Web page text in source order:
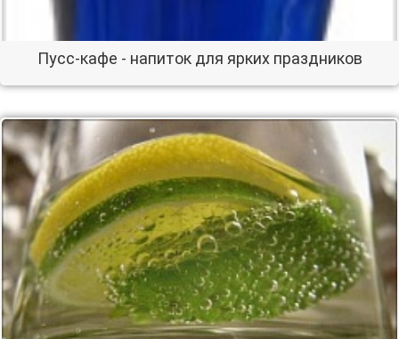
Пусс-кафе - напиток для ярких праздников